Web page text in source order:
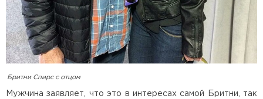
Бритни Спирс с отцом
Мужчина заявляет, что это в интересах самой Бритни, так